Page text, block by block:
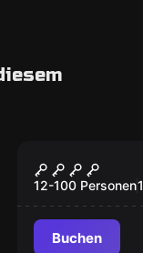
Wedding
Over
12-100 Personen
Buchen